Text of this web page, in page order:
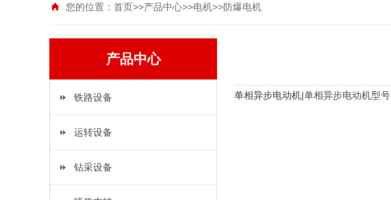
您的位置： 首页>>产品中心>>电机>>防爆电机
产品中心
铁路设备
运转设备
钻采设备
单相异步电动机|单相异步电动机型号